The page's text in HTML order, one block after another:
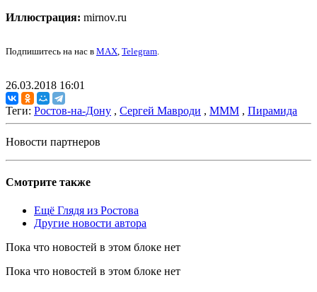
Иллюстрация: mirnov.ru
Подпишитесь на нас в MAX, Telegram.
26.03.2018 16:01
Теги: Ростов-на-Дону , Сергей Мавроди , МММ , Пирамида
Новости партнеров
Смотрите также
Ещё Глядя из Ростова
Другие новости автора
Пока что новостей в этом блоке нет
Пока что новостей в этом блоке нет